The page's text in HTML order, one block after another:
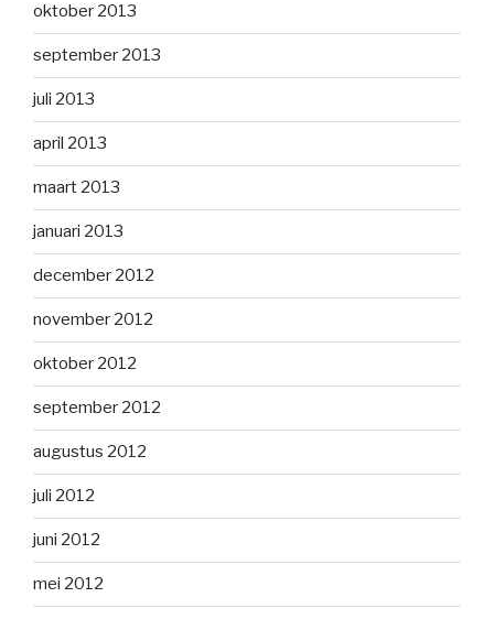
oktober 2013
september 2013
juli 2013
april 2013
maart 2013
januari 2013
december 2012
november 2012
oktober 2012
september 2012
augustus 2012
juli 2012
juni 2012
mei 2012